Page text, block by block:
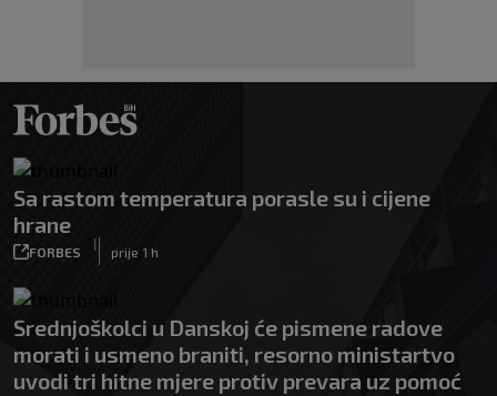
Sa rastom temperatura porasle su i cijene
hrane
FORBES
|
prije 1 h
Srednjoškolci u Danskoj će pismene radove
morati i usmeno braniti, resorno ministartvo
uvodi tri hitne mjere protiv prevara uz pomoć